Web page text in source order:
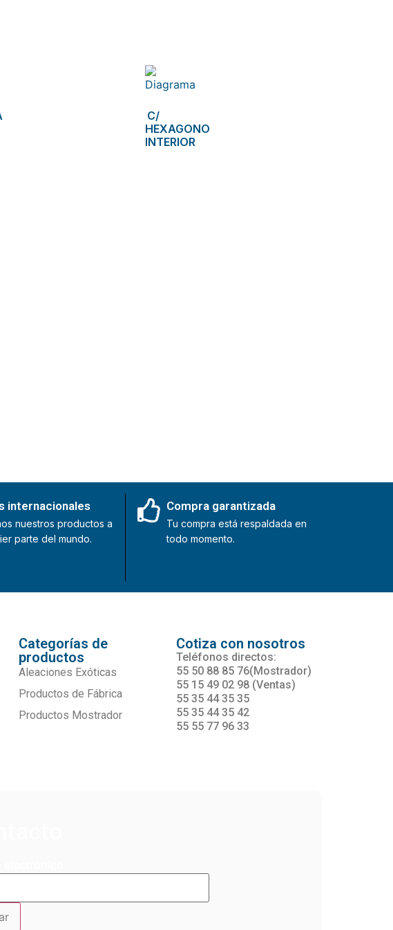
C/
HEXAGONO
INTERIOR
internacionales
nuestros productos a
parte del mundo.
Compra garantizada
Tu compra está respaldada en
todo momento.
Categorías de
productos
Aleaciones Exóticas
Productos de Fábrica
Productos Mostrador
Cotiza con nosotros
Teléfonos directos:
55 50 88 85 76(Mostrador)
55 15 49 02 98 (Ventas)
55 35 44 35 35
55 35 44 35 42
55 55 77 96 33